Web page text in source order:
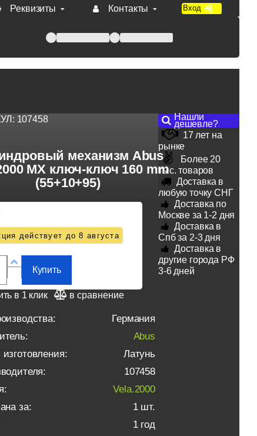
Реквизиты Контакты Вход
по счету.
107458
механизм Abus
MX ключ-ключ 160 mm
(55+10+95)
действует до 8 августа
Купить
в 1 клик в сравнение
Германия
Abus
Латунь
107458
Vela.2000
за:
1 шт.
1 год
Нашли
дешевле?
17 лет на
рынке
Более 20
тыс. товаров
Доставка в
любую точку СНГ
Доставка по
Москве за 1-2 дня
Доставка в
Спб за 2-3 дня
Доставка в
другие города РФ
3-6 дней